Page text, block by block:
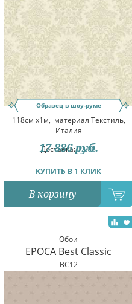
Образец в шоу-руме
118см x1м, материал Текстиль,
Италия
Доставка:12.08
КУПИТЬ В 1 КЛИК
17 886 руб.
В корзину
Обои
EPOCA Best Classic
BC12